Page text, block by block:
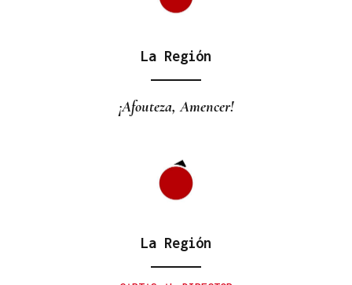
La Región
¡Afouteza, Amencer!
La Región